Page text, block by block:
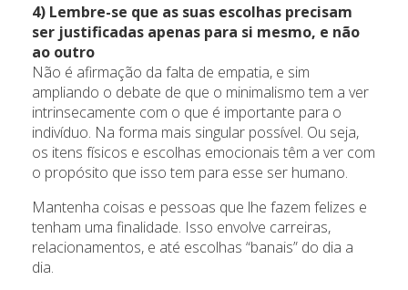
4) Lembre-se que as suas escolhas precisam
ser justificadas apenas para si mesmo, e não
ao outro
Não é afirmação da falta de empatia, e sim
ampliando o debate de que o minimalismo tem a ver
intrinsecamente com o que é importante para o
indivíduo. Na forma mais singular possível. Ou seja,
os itens físicos e escolhas emocionais têm a ver com
o propósito que isso tem para esse ser humano.
Mantenha coisas e pessoas que lhe fazem felizes e
tenham uma finalidade. Isso envolve carreiras,
relacionamentos, e até escolhas “banais” do dia a
dia.